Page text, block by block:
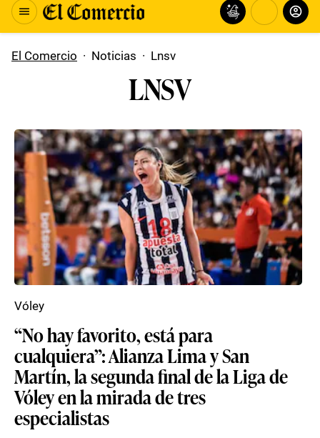
El Comercio · Noticias · Lnsv
LNSV
“No hay favorito, está para
cualquiera”: Alianza Lima y San
Martín, la segunda final de la Liga de
Vóley en la mirada de tres
especialistas
Vóley